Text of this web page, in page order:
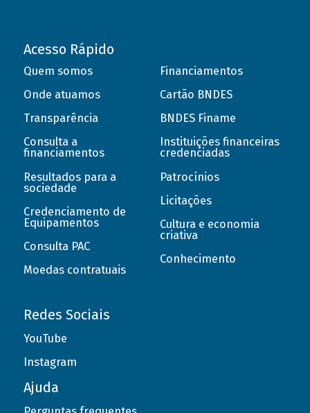
Acesso Rápido
Quem somos
Onde atuamos
Transparência
Consulta a
financiamentos
Resultados para a
sociedade
Credenciamento de
Equipamentos
Consulta PAC
Moedas contratuais
Financiamentos
Cartão BNDES
BNDES Finame
Instituições financeiras
credenciadas
Patrocínios
Licitações
Cultura e economia
criativa
Conhecimento
Redes Sociais
YouTube
Instagram
Ajuda